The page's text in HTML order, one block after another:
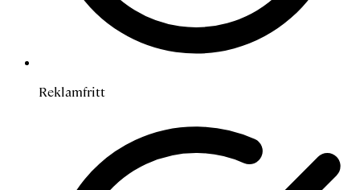
Reklamfritt